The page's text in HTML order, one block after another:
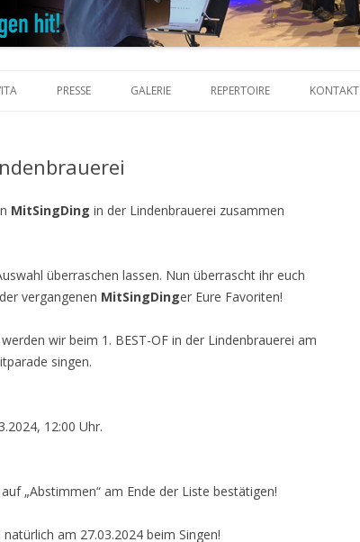
PRESSE GALERIE REPERTOIRE KONTAKT
MitSingDing in der Lindenbrauerei zusammen
überraschen lassen. Nun überrascht ihr euch
vergangenen MitSingDinger Eure Favoriten!
wir beim 1. BEST-OF in der Lindenbrauerei am
singen.
12:00 Uhr.
„Abstimmen“ am Ende der Liste bestätigen!
am 27.03.2024 beim Singen!